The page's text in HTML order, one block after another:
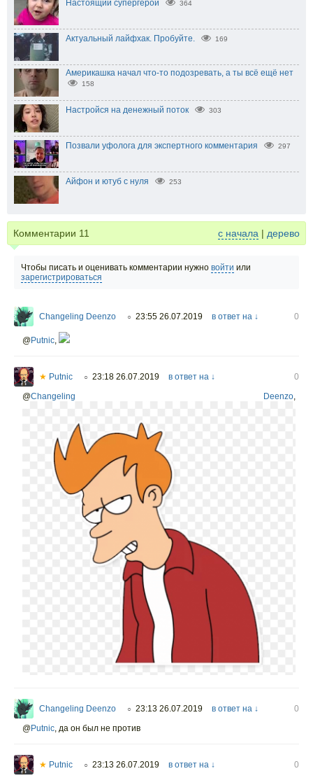
Настоящий супергерой 364
Актуальный лайфхак. Пробуйте. 169
Америкашка начал что-то подозревать, а ты всё ещё нет
158
Настройся на денежный поток 303
Позвали уфолога для экспертного комментария 297
Айфон и ютуб с нуля 253
Комментарии 11 с начала | дерево
Чтобы писать и оценивать комментарии нужно войти или
зарегистрироваться
Changeling Deenzo ○ 23:55 26.07.2019 в ответ на ↓ 0
@Putnic,
★ Putnic ○ 23:18 26.07.2019 в ответ на ↓
0
@Changeling Deenzo,
Changeling Deenzo ○ 23:13 26.07.2019 в ответ на ↓
0
@Putnic, да он был не против
★ Putnic ○ 23:13 26.07.2019 в ответ на ↓ 0